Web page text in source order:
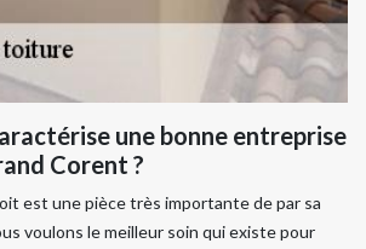
une bonne entreprise
Corent ?
est une pièce très importante de par sa
voulons le meilleur soin qui existe pour